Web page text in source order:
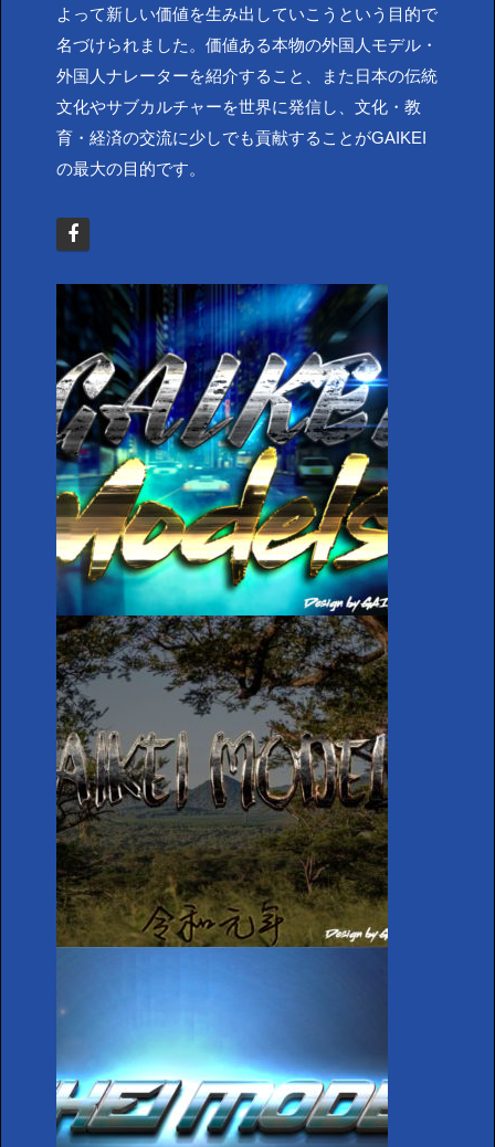
よって新しい価値を生み出していこうという目的で
名づけられました。価値ある本物の外国人モデル・
外国人ナレーターを紹介すること、また日本の伝統
文化やサブカルチャーを世界に発信し、文化・教
育・経済の交流に少しでも貢献することがGAIKEI
の最大の目的です。